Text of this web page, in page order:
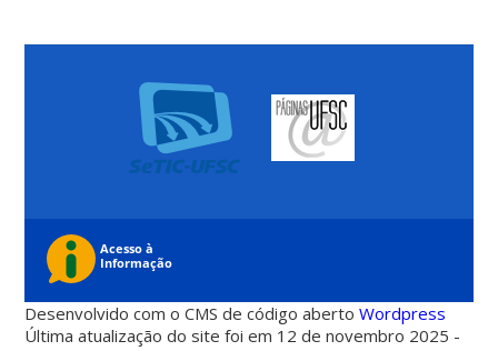
Desenvolvido com o CMS de código abertoWordpress
Última atualização do site foi em 12 de novembro 2025 -